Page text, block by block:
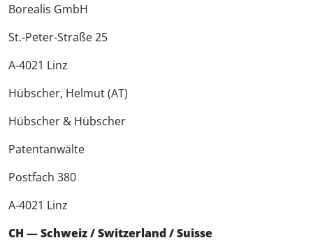
Borealis GmbH
St.-Peter-Straße 25
A-4021 Linz
Hübscher, Helmut (AT)
Hübscher & Hübscher
Patentanwälte
Postfach 380
A-4021 Linz
CH — Schweiz / Switzerland / Suisse